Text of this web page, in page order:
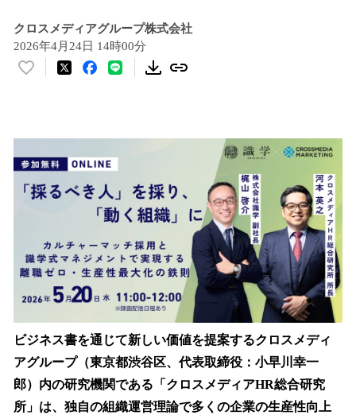
クロスメディアグループ株式会社
2026年4月24日 14時00分
い
数
を
読
み
で
す
ビジネス書を通じて新しい価値を提案するクロスメディ
アグループ（東京都渋谷区、代表取締役：小早川幸一
郎）内の研究機関である「クロスメディアHR総合研究
所」は、独自の組織運営理論で多くの企業の生産性向上